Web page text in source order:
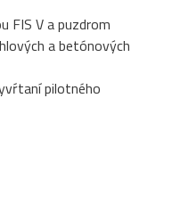
FIS V a puzdrom
a betónových
pilotného